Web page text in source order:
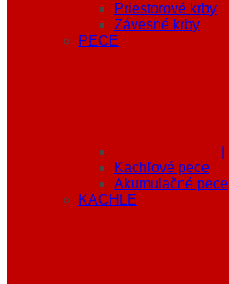
Priestorové krby
Závesné krby
PECE
Kachľové pece
Akumulačné pece
KACHLE